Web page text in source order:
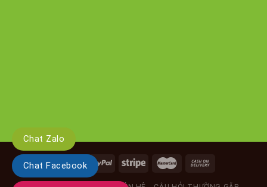
Chat Zalo
Chat Facebook